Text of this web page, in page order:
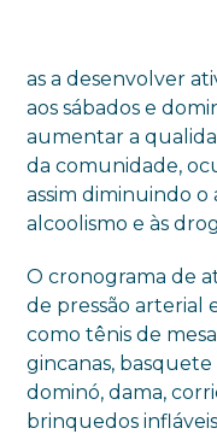
as a desenvolver
aos sábados e
aumentar a
da comunidade,
assim diminuindo o
alcoolismo e às
O cronograma de
de pressão arterial
como tênis de
gincanas,
dominó, dama,
brinquedos